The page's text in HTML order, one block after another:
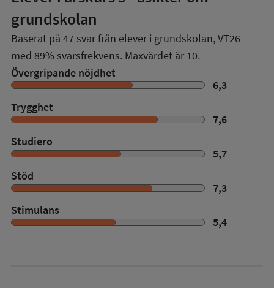
grundskolan
Baserat på 47 svar från elever i grundskolan,VT26
med 89% svarsfrekvens. Maxvärdet är 10.
Övergripande nöjdhet
6,3
Trygghet
7,6
Studiero
5,7
Stöd
7,3
Stimulans
5,4